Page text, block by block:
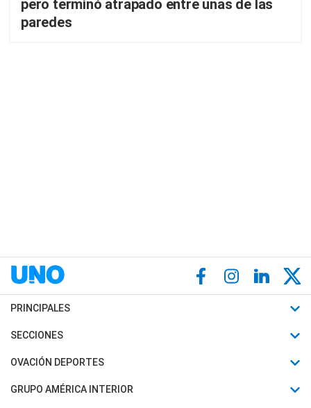
pero terminó atrapado entre unas de las
paredes
PRINCIPALES
Últimas Noticias
Política
SECCIONES
Horóscopo
Motores
OVACIÓN DEPORTES
Fútbol
GRUPO AMÉRICA INTERIOR